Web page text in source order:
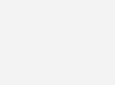
haben. Großmann
Hagelschlagsicherheit von
30-m
Speicher wird aus den beiden
mit Solarwärme gespeist.
von den Solarkollektoren auf.